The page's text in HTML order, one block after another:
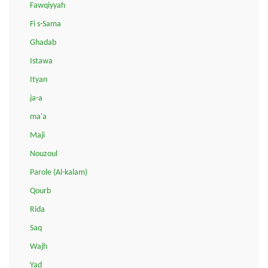
Fawqiyyah
Fi s-Sama
Ghadab
Istawa
Ityan
ja-a
ma'a
Maji
Nouzoul
Parole (Al-kalam)
Qourb
Rida
Saq
Wajh
Yad